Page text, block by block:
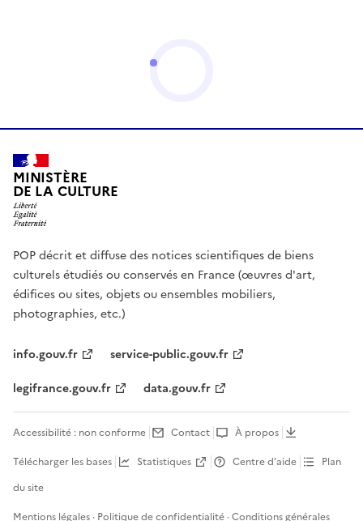
MINISTÈRE
DE LA CULTURE
POP décrit et diffuse des notices scientifiques de biens
culturels étudiés ou conservés en France (œuvres d'art,
édifices ou sites, objets ou ensembles mobiliers,
photographies, etc.)
info.gouv.fr
service-public.gouv.fr
legifrance.gouv.fr
data.gouv.fr
Accessibilité : non conforme Contact
À propos
Télécharger les bases
Statistiques Centre d’aide
Plan
du site
Mentions légales · Politique de confidentialité ·Conditions générales